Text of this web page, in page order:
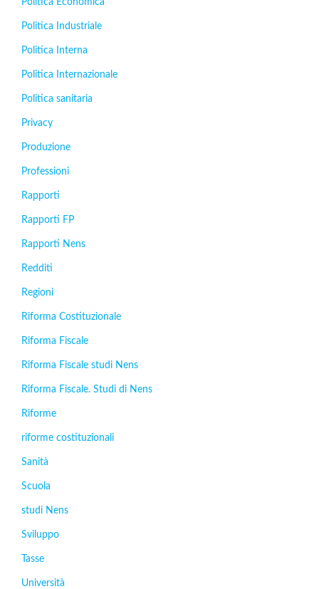
Politica Economica
Politica Industriale
Politica Interna
Politica Internazionale
Politica sanitaria
Privacy
Produzione
Professioni
Rapporti
Rapporti FP
Rapporti Nens
Redditi
Regioni
Riforma Costituzionale
Riforma Fiscale
Riforma Fiscale studi Nens
Riforma Fiscale. Studi di Nens
Riforme
riforme costituzionali
Sanità
Scuola
studi Nens
Sviluppo
Tasse
Università